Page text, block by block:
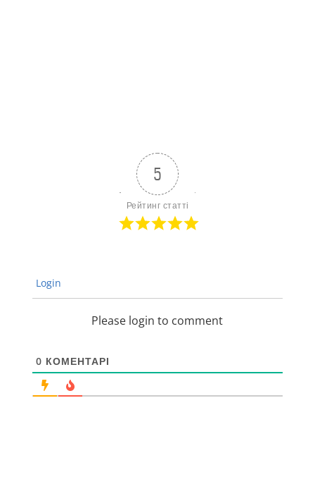
5
Рейтинг статті
Login
Please login to comment
0 КОМЕНТАРІ